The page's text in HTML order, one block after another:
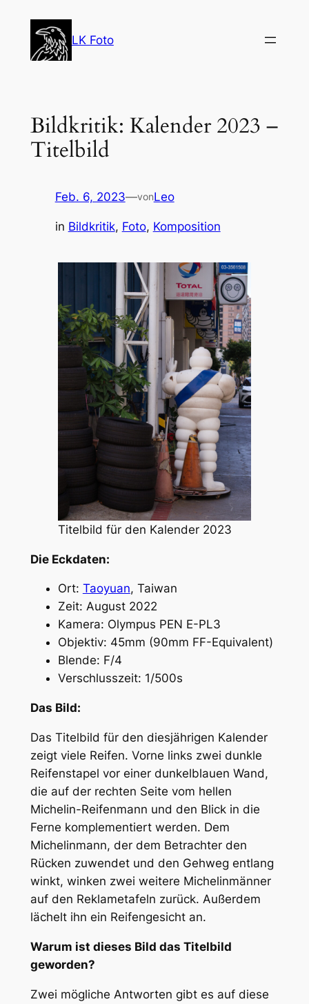
springen
LK Foto
Bildkritik: Kalender 2023 –
Titelbild
Feb. 6, 2023—vonLeo
in Bildkritik, Foto, Komposition
Titelbild für den Kalender 2023
Die Eckdaten:
Ort: Taoyuan, Taiwan
Zeit: August 2022
Kamera: Olympus PEN E-PL3
Objektiv: 45mm (90mm FF-Equivalent)
Blende: F/4
Verschlusszeit: 1/500s
Das Bild:
Das Titelbild für den diesjährigen Kalender
zeigt viele Reifen. Vorne links zwei dunkle
Reifenstapel vor einer dunkelblauen Wand,
die auf der rechten Seite vom hellen
Michelin-Reifenmann und den Blick in die
Ferne komplementiert werden. Dem
Michelinmann, der dem Betrachter den
Rücken zuwendet und den Gehweg entlang
winkt, winken zwei weitere Michelinmänner
auf den Reklametafeln zurück. Außerdem
lächelt ihn ein Reifengesicht an.
Warum ist dieses Bild das Titelbild
geworden?
Zwei mögliche Antworten gibt es auf diese